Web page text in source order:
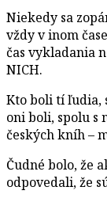
Niekedy sa
vždy v inom
čas vykladania
NICH.
Kto boli tí ľudia,
oni boli, spolu s
českých kníh –
Čudné bolo, že
odpovedali, že